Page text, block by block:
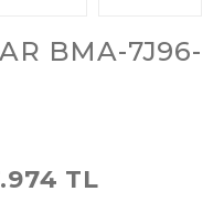
BMA-7J96-
TL